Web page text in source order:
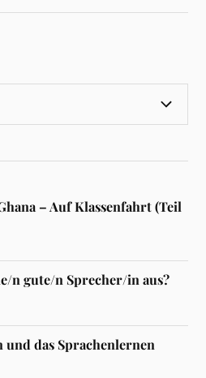
– Auf Klassenfahrt (Teil
n gute/n Sprecher/in aus?
das Sprachenlernen